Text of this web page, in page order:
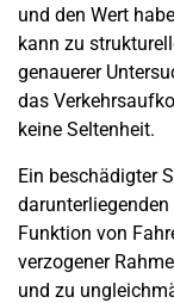
und den Wert
kann zu
genauerer
das
keine Seltenheit.
Ein beschädigter
Funktion von
verzogener
und zu